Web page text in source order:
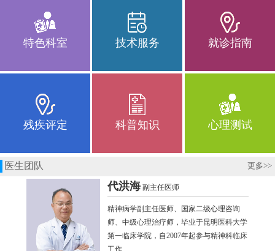
特色科室 技术服务 就诊指南
残疾评定 科普知识 心理测试
医生团队 更多>>